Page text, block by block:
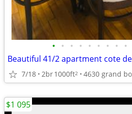
• • • • • • • • •
Beautiful 41/2 apartment cote
7/18 2br1000ft2 4630 grand
$1 095